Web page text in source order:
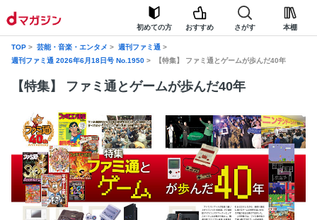
初めての方 おすすめ さがす 本棚
TOP 芸能・音楽・エンタメ
週刊ファミ通
週刊ファミ通 2026年6月18日号 No.1950
【特集】 ファミ通とゲームが歩んだ40年
【特集】 ファミ通とゲームが歩んだ40年